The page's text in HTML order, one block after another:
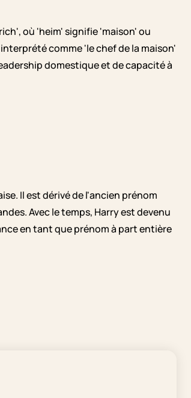
où 'heim' signifie 'maison' ou
comme 'le chef de la maison'
domestique et de capacité à
Il est dérivé de l'ancien prénom
Avec le temps, Harry est devenu
en tant que prénom à part entière